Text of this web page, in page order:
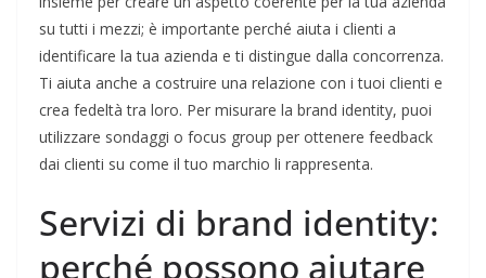
su tutti i mezzi; è importante perché aiuta i clienti a
identificare la tua azienda e ti distingue dalla concorrenza.
Ti aiuta anche a costruire una relazione con i tuoi clienti e
crea fedeltà tra loro. Per misurare la brand identity, puoi
utilizzare sondaggi o focus group per ottenere feedback
dai clienti su come il tuo marchio li rappresenta.
Servizi di brand identity:
perché possono aiutare